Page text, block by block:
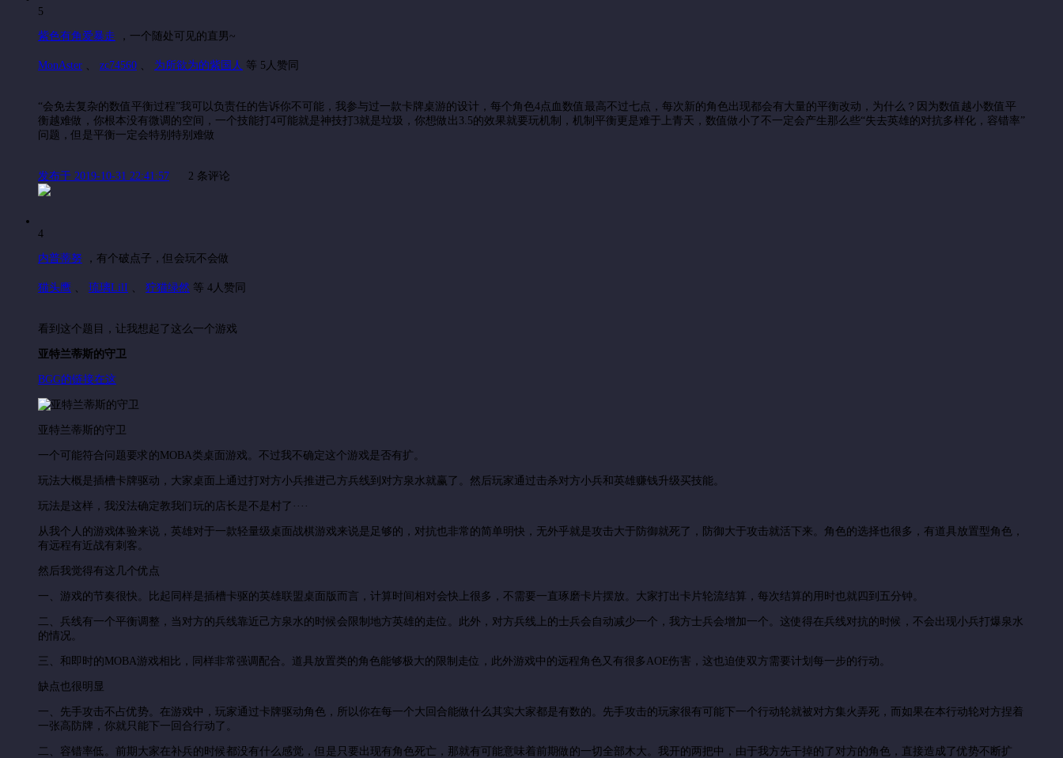
5
紫色有角爱暴走 ， 一个随处可见的直男~
MonAster zc74560 为所欲为的紫国人 等 5人赞同
“会免去复杂的数值平衡过程”我可以负责任的告诉你不可能，我参与过一款卡牌桌游的设计，每个角色4点血数值最高不过七点，每次新的角色出现都会有大量的平衡改动，为什么？因为数值越小数值平
衡越难做，你根本没有微调的空间，一个技能打4可能就是神技打3就是垃圾，你想做出3.5的效果就要玩机制，机制平衡更是难于上青天，数值做小了不一定会产生那么些“失去英雄的对抗多样化，容错率”
问题，但是平衡一定会特别特别难做
发布于 2019-10-31 22:41:57 2 条评论
4
内普蒂努 ， 有个破点子，但会玩不会做
猫头鹰 琉璃LilI 狞猫绿然 等 4人赞同
看到这个题目，让我想起了这么一个游戏
亚特兰蒂斯的守卫
BGG的链接在这
亚特兰蒂斯的守卫
一个可能符合问题要求的MOBA类桌面游戏。不过我不确定这个游戏是否有扩。
玩法大概是插槽卡牌驱动，大家桌面上通过打对方小兵推进己方兵线到对方泉水就赢了。然后玩家通过击杀对方小兵和英雄赚钱升级买技能。
玩法是这样，我没法确定教我们玩的店长是不是村了····
从我个人的游戏体验来说，英雄对于一款轻量级桌面战棋游戏来说是足够的，对抗也非常的简单明快，无外乎就是攻击大于防御就死了，防御大于攻击就活下来。角色的选择也很多，有道具放置型角色，
有远程有近战有刺客。
然后我觉得有这几个优点
一、游戏的节奏很快。比起同样是插槽卡驱的英雄联盟桌面版而言，计算时间相对会快上很多，不需要一直琢磨卡片摆放。大家打出卡片轮流结算，每次结算的用时也就四到五分钟。
二、兵线有一个平衡调整，当对方的兵线靠近己方泉水的时候会限制地方英雄的走位。此外，对方兵线上的士兵会自动减少一个，我方士兵会增加一个。这使得在兵线对抗的时候，不会出现小兵打爆泉水
的情况。
三、和即时的MOBA游戏相比，同样非常强调配合。道具放置类的角色能够极大的限制走位，此外游戏中的远程角色又有很多AOE伤害，这也迫使双方需要计划每一步的行动。
缺点也很明显
一、先手攻击不占优势。在游戏中，玩家通过卡牌驱动角色，所以你在每一个大回合能做什么其实大家都是有数的。先手攻击的玩家很有可能下一个行动轮就被对方集火弄死，而如果在本行动轮对方捏着
一张高防牌，你就只能下一回合行动了。
二、容错率低。前期大家在补兵的时候都没有什么感觉，但是只要出现有角色死亡，那就有可能意味着前期做的一切全部木大。我开的两把中，由于我方先干掉的了对方的角色，直接造成了优势不断扩